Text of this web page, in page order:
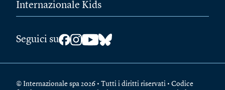
Internazionale Kids
Seguici su
© Internazionale spa 2026 • Tutti i diritti riservati • Codice